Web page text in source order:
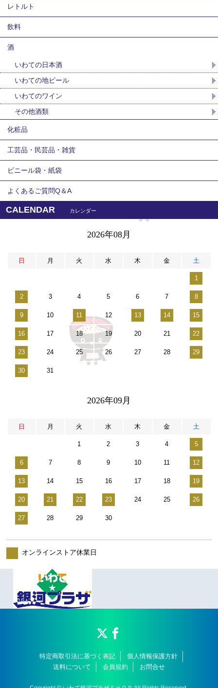
レトルト
飲料
酒
いわての日本酒
いわての地ビール
いわてのワイン
その他酒類
化粧品
工芸品・民芸品・雑貨
ビニール袋・紙袋
よくあるご質問Q＆A
CALENDAR カレンダー
2026年08月
日 月 火 水 木 金 土
1
2 3 4 5 6 7 8
9 10 11 12 13 14 15
16 17 18 19 20 21 22
23 24 25 26 27 28 29
30 31
2026年09月
日 月 火 水 木 金 土
1 2 3 4 5
6 7 8 9 10 11 12
13 14 15 16 17 18 19
20 21 22 23 24 25 26
27 28 29 30
オンラインストア休業日
特定商取引法に基づく表記
個人情報保護方針
送料について
会員規約 お問合せ